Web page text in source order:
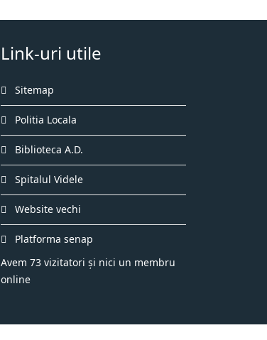
Link-uri utile
Sitemap
Politia Locala
Biblioteca A.D.
Spitalul Videle
Website vechi
Platforma senap
Avem 73 vizitatori și nici un membru
online